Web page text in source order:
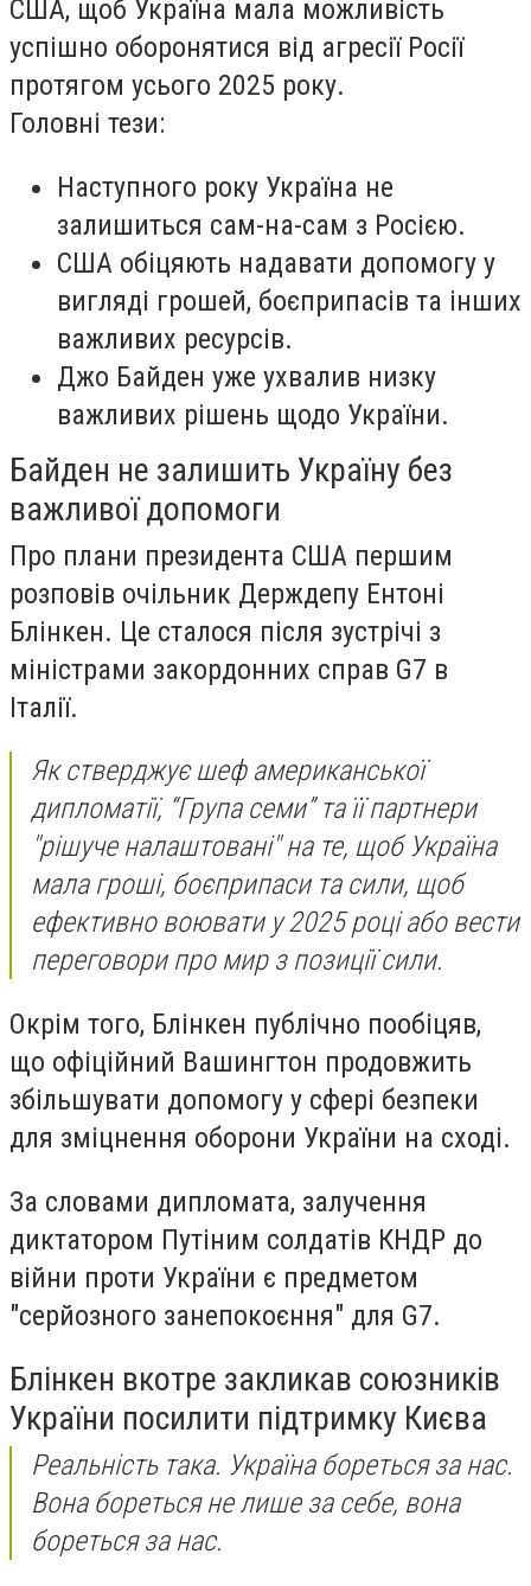
США, щоб Україна мала можливість
успішно оборонятися від агресії Росії
протягом усього 2025 року.
Головні тези:
Наступного року Україна не
залишиться сам-на-сам з Росією.
США обіцяють надавати допомогу у
вигляді грошей, боєприпасів та інших
важливих ресурсів.
Джо Байден уже ухвалив низку
важливих рішень щодо України.
Байден не залишить Україну без
важливої допомоги
Про плани президента США першим
розповів очільник Держдепу Ентоні
Блінкен. Це сталося після зустрічі з
міністрами закордонних справ G7 в
Італії.
Як стверджує шеф американської
дипломатії, “Група семи” та її партнери
"рішуче налаштовані" на те, щоб Україна
мала гроші, боєприпаси та сили, щоб
ефективно воювати у 2025 році або вести
переговори про мир з позиції сили.
Окрім того, Блінкен публічно пообіцяв,
що офіційний Вашингтон продовжить
збільшувати допомогу у сфері безпеки
для зміцнення оборони України на сході.
За словами дипломата, залучення
диктатором Путіним солдатів КНДР до
війни проти України є предметом
"серйозного занепокоєння" для G7.
Блінкен вкотре закликав союзників
України посилити підтримку Києва
Реальність така. Україна бореться за нас.
Вона бореться не лише за себе, вона
бореться за нас.